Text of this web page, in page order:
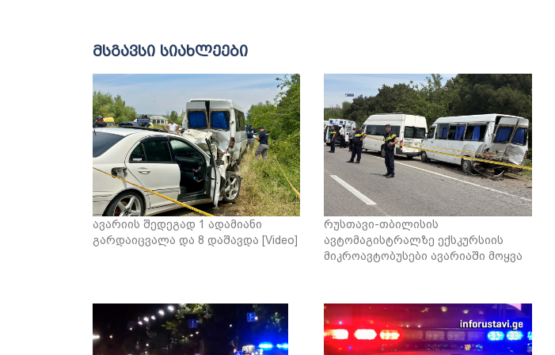
მსგავსი სიახლეები
ავარიის შედეგად 1 ადამიანი
გარდაიცვალა და 8 დაშავდა [Video]
რუსთავი-თბილისის
ავტომაგისტრალზე ექსკურსიის
მიკროავტობუსები ავარიაში მოყვა